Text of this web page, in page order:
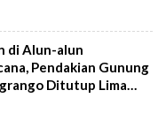
di Alun-alun
Pendakian Gunung
Ditutup Lima